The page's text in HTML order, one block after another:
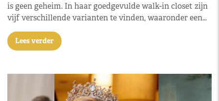
is geen geheim. In haar goedgevulde walk-in closet zijn
vijf verschillende varianten te vinden, waaronder een…
Lees verder